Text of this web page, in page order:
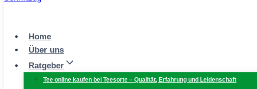
Home
Über uns
Ratgeber
Tee online kaufen bei Teesorte – Qualität, Erfahrung und Leidenschaft